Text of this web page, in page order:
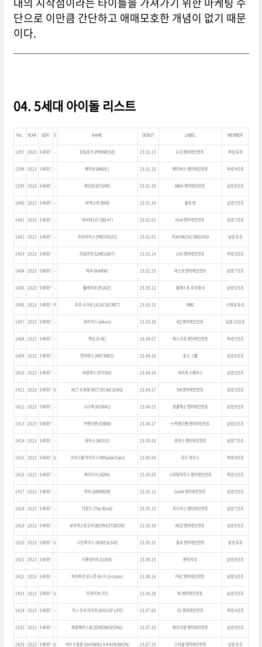
단으로 이만큼 간단하고 애매모호한 개념이 없기 때문
이다.
04. 5세대 아이돌 리스트
No. YEAR GEN S NAME DEBUT LABEL MEMBER
1397 2023 5세대? - 프림로즈 (PRIMROSE) 23.01.13 A.O 엔터테인먼트 여성 듀오
1398 2023 5세대? - 메이브 (MAVE:) 23.01.25 메타버스 엔터테인먼트 여성 4인조
1399 2023 5세대? - 에잇턴 (8TURN) 23.01.30 MNH 엔터테인먼트 남성 8인조
1400 2023 5세대? - 비엑스비 (BXB) 23.01.30 울프 번 남성 5인조
1401 2023 5세대? - 아이비147 (IB147) 23.02.01 HnA 엔터테인먼트 남성 7인조
1402 2023 5세대? - 프리비어스 (PREVIOUS) 23.02.01 PLAY MUSIC GROUND 남성 듀오
1403 2023 5세대? - 라임라잇 (LIMELIGHT) 23.02.14 143 엔터테인먼트 여성 3인조
1404 2023 5세대? - 하우 (HAWW) 23.02.23 비스킷 엔터테인먼트 남성 7인조
1405 2023 5세대? - 플레이브 (PLAVE) 23.03.12 블래스트 주식회사 남성 5인조
1406 2023 5세대? P 주주 시크릿 (JUJU SECRET) 23.03.25 MBC 여성 듀오
1407 2023 5세대? - 싸이커스 (xikers) 23.03.30 KQ 엔터테인먼트 남성 10인조
1408 2023 5세대? - 엑신 (X:IN) 23.04.07 에스크로 엔터테인먼트 여성 5인조
1409 2023 5세대? - 안타레스 (ANTARES) 23.04.16 윤소 그룹 남성 6인조
1410 2023 5세대? - 비엔엑스 (VI'ENX) 23.04.16 네이처 스페이스 남성 5인조
1411 2023 5세대? U NCT 도재정 (NCT DOJAEJUNG) 23.04.17 SM 엔터테인먼트 남성 3인조
1412 2023 5세대? - 소디엑 (XODIAC) 23.04.25 원쿨잭소 엔터테인먼트 남성 9인조
1413 2023 5세대? - 커맨더맨 (CMDM) 23.04.27 커맨더맨 엔터테인먼트 남성 6인조
1414 2023 5세대? - 위어스 (WEUS) 23.05.03 위어스 엔터테인먼트 남성 7인조
1415 2023 5세대? U 크리스탈 아이즈 (+(KR)ystal Eyes) 23.05.04 모드 하우스 여성 4인조
1416 2023 5세대? - 에이디아 (ADYA) 23.05.09 스타팅하우스 엔터테인먼트 여성 5인조
1417 2023 5세대? - 미러 ((M)IRROR) 23.05.12 ConH 엔터테인먼트 남성 5인조
1418 2023 5세대? - 더윈드 (The Wind) 23.05.15 위드어스 엔터테인먼트 남성 7인조
1419 2023 5세대? - 보이넥스트도어 (BOYNEXTDOOR) 23.05.30 KOZ 엔터테인먼트 남성 6인조
1420 2023 5세대? U 나인투식스 (NINE to SIX) 23.05.31 동요 엔터테인먼트 남성 듀오
1421 2023 5세대? - 루네이트 (LUN8) 23.06.15 판타지오 남성 8인조
1422 2023 5세대? - 하이파이 유니콘 (Hi-Fi Un!corn) 23.06.26 FNC 엔터테인먼트 남성 5인조
1423 2023 5세대? U 티파이브 (T5) 23.06.28 YG 엔터테인먼트 남성 5인조
1424 2023 5세대? - 키스 오브 라이프 (KISS OF LIFE) 23.07.05 S2 엔터테인먼트 여성 4인조
1425 2023 5세대? - 제로베이스원 (ZEROBASEONE) 23.07.10 웨이크원 엔터테인먼트 남성 9인조
1426 2023 5세대? U 셔누 X 형원 (SHOWNU X HYUNGWON) 23.07.25 스타쉽 엔터테인먼트 남성 듀오